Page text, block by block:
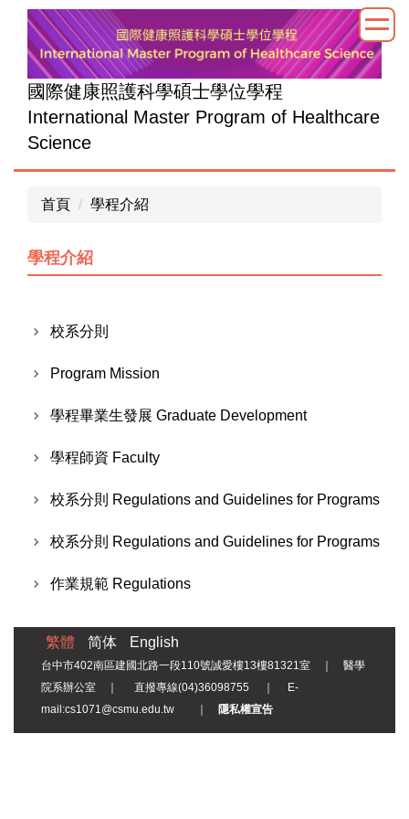
國際健康照護科學碩士學位學程
International Master Program of Healthcare
Science
首頁 學程介紹
學程介紹
校系分則
Program Mission
學程畢業生發展 Graduate Development
學程師資 Faculty
校系分則 Regulations and Guidelines for Programs
校系分則 Regulations and Guidelines for Programs
作業規範 Regulations
繁體 简体 English
台中市402南區建國北路一段110號誠愛樓13樓81321室 ｜ 醫學
院系辦公室 ｜ 直撥專線(04)36098755 ｜ E-
mail:cs1071@csmu.edu.tw ｜ 隱私權宣告